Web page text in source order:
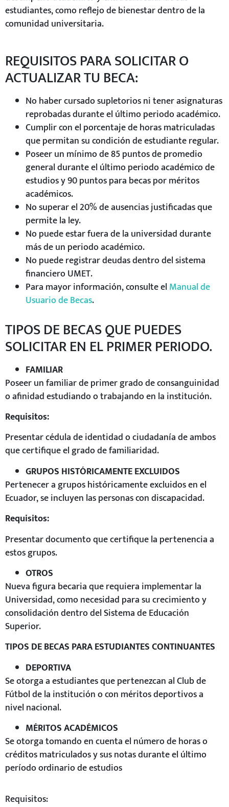
estudiantes, como reflejo de bienestar dentro de la
comunidad universitaria.
REQUISITOS PARA SOLICITAR O
ACTUALIZAR TU BECA:
No haber cursado supletorios ni tener asignaturas
reprobadas durante el último periodo académico.
Cumplir con el porcentaje de horas matriculadas
que permitan su condición de estudiante regular.
Poseer un mínimo de 85 puntos de promedio
general durante el último periodo académico de
estudios y 90 puntos para becas por méritos
académicos.
No superar el 20% de ausencias justificadas que
permite la ley.
No puede estar fuera de la universidad durante
más de un periodo académico.
No puede registrar deudas dentro del sistema
financiero UMET.
Para mayor información, consulte el Manual de
Usuario de Becas.
TIPOS DE BECAS QUE PUEDES
SOLICITAR EN EL PRIMER PERIODO.
FAMILIAR
Poseer un familiar de primer grado de consanguinidad
o afinidad estudiando o trabajando en la institución.
Requisitos:
Presentar cédula de identidad o ciudadanía de ambos
que certifique el grado de familiaridad.
GRUPOS HISTÓRICAMENTE EXCLUIDOS
Pertenecer a grupos históricamente excluidos en el
Ecuador, se incluyen las personas con discapacidad.
Requisitos:
Presentar documento que certifique la pertenencia a
estos grupos.
OTROS
Nueva figura becaria que requiera implementar la
Universidad, como necesidad para su crecimiento y
consolidación dentro del Sistema de Educación
Superior.
TIPOS DE BECAS PARA ESTUDIANTES CONTINUANTES
DEPORTIVA
Se otorga a estudiantes que pertenezcan al Club de
Fútbol de la institución o con méritos deportivos a
nivel nacional.
MÉRITOS ACADÉMICOS
Se otorga tomando en cuenta el número de horas o
créditos matriculados y sus notas durante el último
período ordinario de estudios
Requisitos: